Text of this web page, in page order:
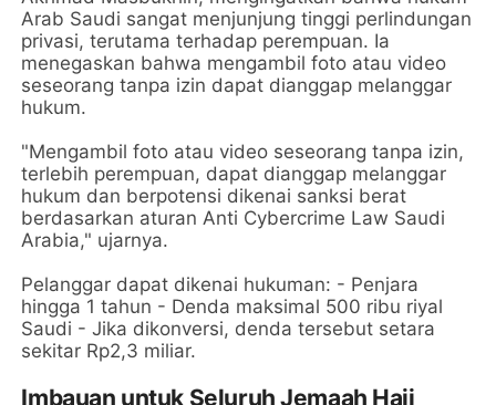
Arab Saudi sangat menjunjung tinggi perlindungan
privasi, terutama terhadap perempuan. Ia
menegaskan bahwa mengambil foto atau video
seseorang tanpa izin dapat dianggap melanggar
hukum.
"Mengambil foto atau video seseorang tanpa izin,
terlebih perempuan, dapat dianggap melanggar
hukum dan berpotensi dikenai sanksi berat
berdasarkan aturan Anti Cybercrime Law Saudi
Arabia," ujarnya.
Pelanggar dapat dikenai hukuman: - Penjara
hingga 1 tahun - Denda maksimal 500 ribu riyal
Saudi - Jika dikonversi, denda tersebut setara
sekitar Rp2,3 miliar.
Imbauan untuk Seluruh Jemaah Haji